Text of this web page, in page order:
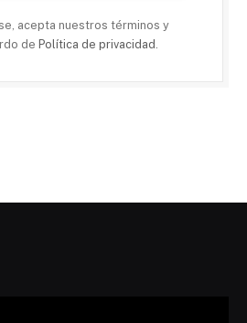
acepta nuestros términos y
de Política de privacidad